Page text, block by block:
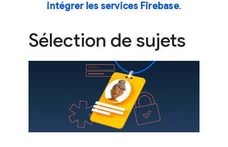
intégrer les services Firebase.
Sélection de sujets